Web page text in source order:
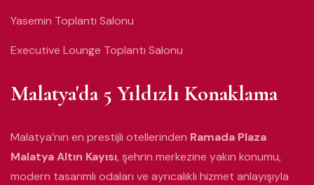
Yasemin Toplantı Salonu
Executive Lounge Toplantı Salonu
Malatya'da 5 Yıldızlı Konaklama
Malatya’nın en prestijli otellerinden Ramada Plaza
Malatya Altın Kayısı, şehrin merkezine yakın konumu,
modern tasarımlı odaları ve ayrıcalıklı hizmet anlayışıyla